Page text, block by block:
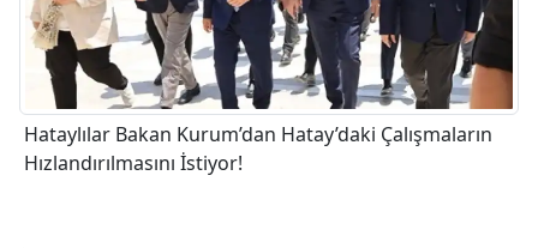
Hataylılar Bakan Kurum’dan Hatay’daki Çalışmaların
Hızlandırılmasını İstiyor!